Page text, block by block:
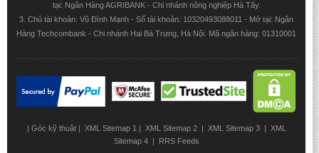
tại: Ngân Hàng AGRIBANK - Chi nhánh nông nghiệp Hà Tây.
3. Chủ tài khoản: Vũ Đình Mạnh - Số tài khoản: 10320493088011 - Mở tại: Ngân
Hàng Techcombank - Chi nhánh Hai Bà Trưng, Hà Nội. Mã ngân hàng: 01310001
| Góc kỹ thuật| XML Sitemap 1 | XML Sitemap 2 | XML Sitemap 3 | XML
Sitemap 4 | RRS Feeds